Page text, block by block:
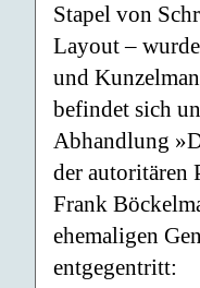
Stapel von
Layout –
und
befindet sich
Abhandlung
der autoritären
Frank
ehemaligen
entgegentritt: